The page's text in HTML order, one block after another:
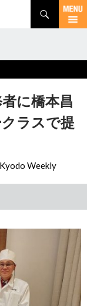
に橋本昌
ラスで提
Kyodo Weekly